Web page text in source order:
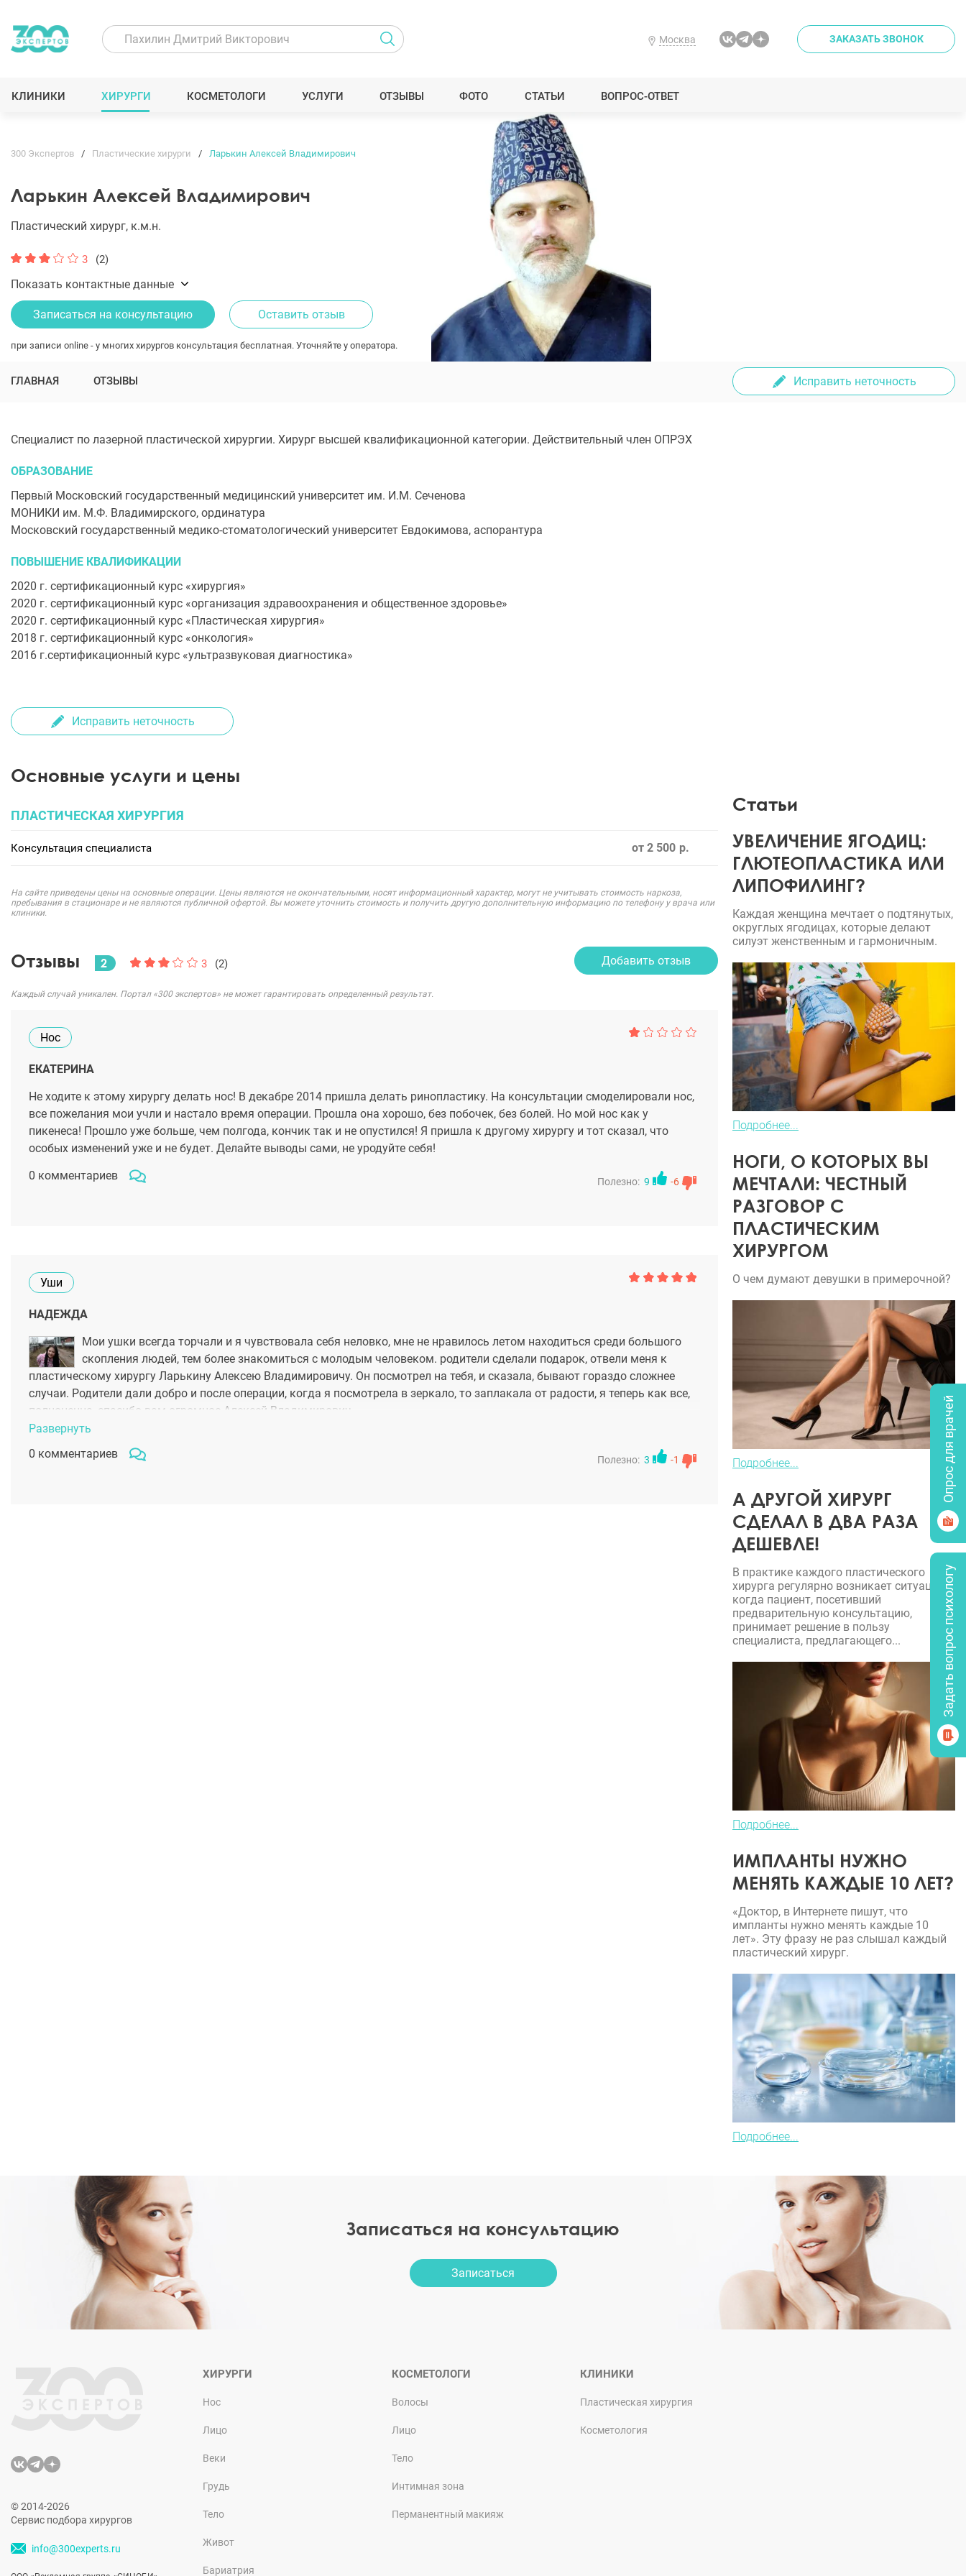
Москва ЗАКАЗАТЬ ЗВОНОК
КЛИНИКИ ХИРУРГИ КОСМЕТОЛОГИ УСЛУГИ ОТЗЫВЫ ФОТО СТАТЬИ ВОПРОС-ОТВЕТ
300 Экспертов Пластические хирурги Ларькин Алексей Владимирович
Ларькин Алексей Владимирович
Пластический хирург, к.м.н.
3 (2)
Показать контактные данные
Записаться на консультацию Оставить отзыв
при записи online - у многих хирургов консультация бесплатная. Уточняйте у оператора.
ГЛАВНАЯ ОТЗЫВЫ Исправить неточность
Специалист по лазерной пластической хирургии. Хирург высшей квалификационной категории. Действительный член ОПРЭХ
ОБРАЗОВАНИЕ
Первый Московский государственный медицинский университет им. И.М. Сеченова
МОНИКИ им. М.Ф. Владимирского, ординатура
Московский государственный медико-стоматологический университет Евдокимова, аспорантура
ПОВЫШЕНИЕ КВАЛИФИКАЦИИ
2020 г. сертификационный курс «хирургия»
2020 г. сертификационный курс «организация здравоохранения и общественное здоровье»
2020 г. сертификационный курс «Пластическая хирургия»
2018 г. сертификационный курс «онкология»
2016 г.сертификационный курс «ультразвуковая диагностика»
Исправить неточность
Основные услуги и цены
ПЛАСТИЧЕСКАЯ ХИРУРГИЯ
Консультация специалиста от 2 500
На сайте приведены цены на основные операции. Цены являются не окончательными, носят информационный характер, могут не учитывать стоимость наркоза,
пребывания в стационаре и не являются публичной офертой. Вы можете уточнить стоимость и получить другую дополнительную информацию по телефону у врача или
клиники.
Отзывы 2 3 (2) Добавить отзыв
Каждый случай уникален. Портал «300 экспертов» не может гарантировать определенный результат.
Нос
ЕКАТЕРИНА
Не ходите к этому хирургу делать нос! В декабре 2014 пришла делать ринопластику. На консультации смоделировали нос,
все пожелания мои учли и настало время операции. Прошла она хорошо, без побочек, без болей. Но мой нос как у
пикенеса! Прошло уже больше, чем полгода, кончик так и не опустился! Я пришла к другому хирургу и тот сказал, что
особых изменений уже и не будет. Делайте выводы сами, не уродуйте себя!
0 комментариев
Полезно: 9 -6
Уши
НАДЕЖДА
Мои ушки всегда торчали и я чувствовала себя неловко, мне не нравилось летом находиться среди большого
скопления людей, тем более знакомиться с молодым человеком. родители сделали подарок, отвели меня к
пластическому хирургу Ларькину Алексею Владимировичу. Он посмотрел на тебя, и сказала, бывают гораздо сложнее
случаи. Родители дали добро и после операции, когда я посмотрела в зеркало, то заплакала от радости, я теперь как все,
полноценна, спасибо вам огромное Алексей Владимирович.
Развернуть
0 комментариев
Полезно: 3 -1
Статьи
УВЕЛИЧЕНИЕ ЯГОДИЦ:
ГЛЮТЕОПЛАСТИКА ИЛИ
ЛИПОФИЛИНГ?
Каждая женщина мечтает о подтянутых,
округлых ягодицах, которые делают
силуэт женственным и гармоничным.
Подробнее...
НОГИ, О КОТОРЫХ ВЫ
МЕЧТАЛИ: ЧЕСТНЫЙ
РАЗГОВОР С
ПЛАСТИЧЕСКИМ
ХИРУРГОМ
О чем думают девушки в примерочной?
Подробнее...
А ДРУГОЙ ХИРУРГ
СДЕЛАЛ В ДВА РАЗА
ДЕШЕВЛЕ!
В практике каждого пластического
хирурга регулярно возникает ситуация,
когда пациент, посетивший
предварительную консультацию,
принимает решение в пользу
специалиста, предлагающего...
Подробнее...
ИМПЛАНТЫ НУЖНО
МЕНЯТЬ КАЖДЫЕ 10 ЛЕТ?
«Доктор, в Интернете пишут, что
импланты нужно менять каждые 10
лет». Эту фразу не раз слышал каждый
пластический хирург.
Подробнее...
Записаться на консультацию
Записаться
© 2014-2026
Сервис подбора хирургов
info@300experts.ru
ХИРУРГИ
Нос
Лицо
Веки
Грудь
Тело
Живот
Бариатрия
КОСМЕТОЛОГИ
Волосы
Лицо
Тело
Интимная зона
Перманентный макияж
КЛИНИКИ
Пластическая хирургия
Косметология
Опрос для врачей
Задать вопрос психологу